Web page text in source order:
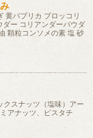
黄パプリカ ブロッコリ
ダー コリアンダーパウダ
顆粒コンソメの素 塩 砂
クスナッツ（塩味）アー
アナッツ、ピスタチ